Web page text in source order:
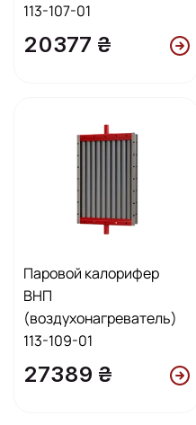
113-107-01
20377 ₴
Паровой калорифер
ВНП
(воздухонагреватель)
113-109-01
27389 ₴